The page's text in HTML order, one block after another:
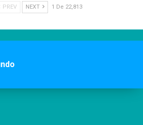
PREV NEXT 1 De 22,813